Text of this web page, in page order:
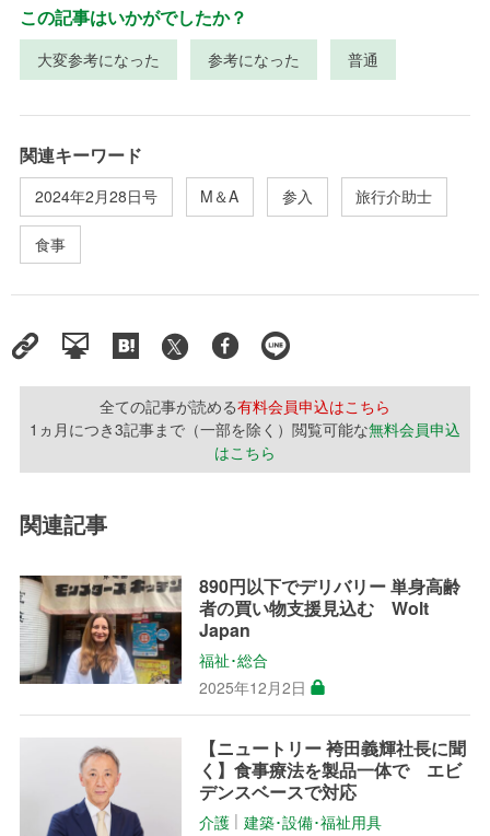
この記事はいかがでしたか？
大変参考になった 参考になった 普通
関連キーワード
2024年2月28日号 M＆A 参入 旅行介助士
食事
全ての記事が読める有料会員申込はこちら
1ヵ月につき3記事まで（一部を除く）閲覧可能な無料会員申込
はこちら
関連記事
890円以下でデリバリー 単身高齢
者の買い物支援見込む Wolt
Japan
福祉･総合
2025年12月2日
【ニュートリー 袴田義輝社長に聞
く】食事療法を製品一体で エビ
デンスベースで対応
介護 │建築･設備･福祉用具